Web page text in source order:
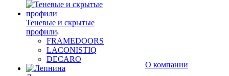
Теневые и скрытые
профили
FRAMEDOORS
LACONISTIQ
DECARO
О компании